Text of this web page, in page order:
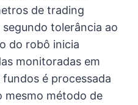
de trading
tolerância ao
do robô inicia
monitoradas em
é processada
mesmo método de